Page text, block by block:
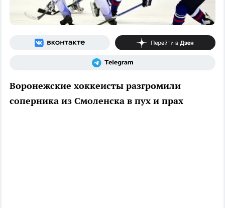
Воронежские хоккеисты разгромили
соперника из Смоленска в пух и прах